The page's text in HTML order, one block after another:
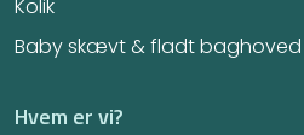
Kolik
Baby skævt & fladt baghoved
Hvem er vi?